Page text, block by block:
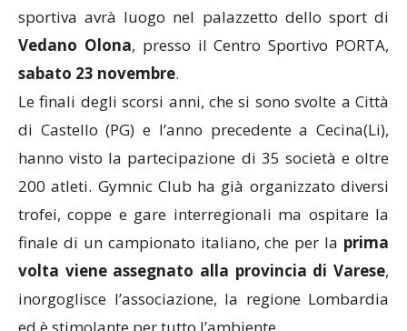
sportiva avrà luogo nel palazzetto dello sport di
Vedano Olona, presso il Centro Sportivo PORTA,
sabato 23 novembre.
Le finali degli scorsi anni, che si sono svolte a Città
di Castello (PG) e l’anno precedente a Cecina(Li),
hanno visto la partecipazione di 35 società e oltre
200 atleti. Gymnic Club ha già organizzato diversi
trofei, coppe e gare interregionali ma ospitare la
finale di un campionato italiano, che per la prima
volta viene assegnato alla provincia di Varese,
inorgoglisce l’associazione, la regione Lombardia